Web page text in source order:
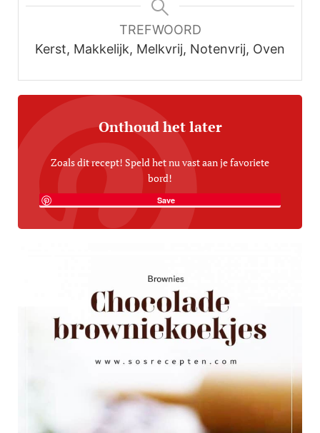
TREFWOORD
Kerst, Makkelijk, Melkvrij, Notenvrij, Oven
Onthoud het later
Zoals dit recept! Speld het nu vast aan je favoriete
bord!
Save